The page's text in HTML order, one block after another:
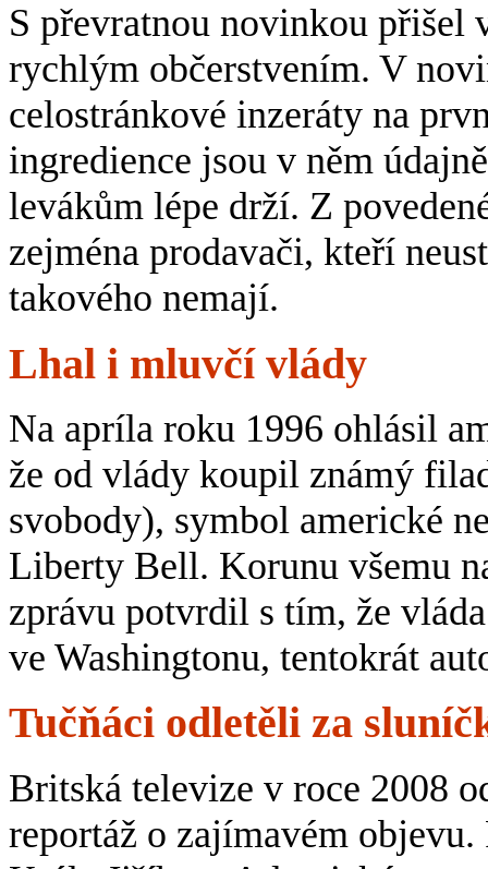
S převratnou novinkou přišel
rychlým občerstvením. V
celostránkové inzeráty na
ingredience jsou v něm
levákům lépe drží. Z
zejména prodavači, kteří
takového nemají.
Lhal i mluvčí vlády
Na apríla roku 1996 ohlásil
že od vlády koupil známý
svobody), symbol americké
Liberty Bell. Korunu všemu
zprávu potvrdil s tím, že
ve Washingtonu, tentokrát
Tučňáci odletěli za
Britská televize v roce 2008
reportáž o zajímavém